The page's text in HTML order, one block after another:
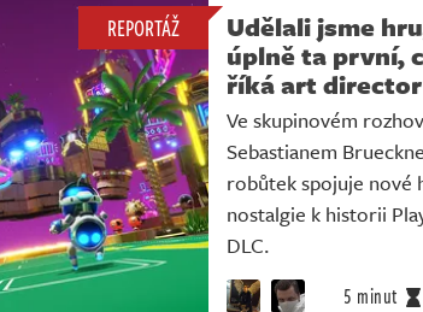
REPORTÁŽ
Udělali jsme
úplně ta první,
říká art
Ve skupinovém
Sebastianem
robůtek spojuje nové
nostalgie k historii
DLC.
5 minut